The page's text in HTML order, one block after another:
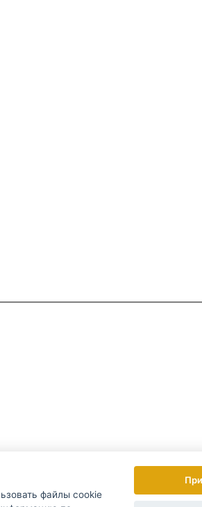
Раз в неделю мы рассылаем новости и
файлы cookie